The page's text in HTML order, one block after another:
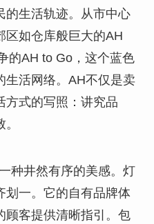
的生活轨迹。从市中心
区如仓库般巨大的AH
的AH to Go，这个蓝色
生活网络。AH不仅是卖
方式的写照：讲究品
种井然有序的美感。灯
划一。它的自有品牌体
顾客提供清晰指引。包